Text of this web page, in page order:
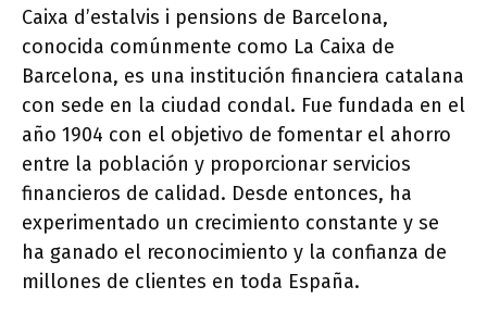
Caixa d’estalvis i pensions de Barcelona,
conocida comúnmente como La Caixa de
Barcelona, es una institución financiera catalana
con sede en la ciudad condal. Fue fundada en el
año 1904 con el objetivo de fomentar el ahorro
entre la población y proporcionar servicios
financieros de calidad. Desde entonces, ha
experimentado un crecimiento constante y se
ha ganado el reconocimiento y la confianza de
millones de clientes en toda España.